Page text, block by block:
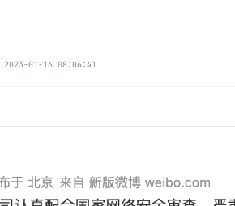
2023-01-16 08:06:41